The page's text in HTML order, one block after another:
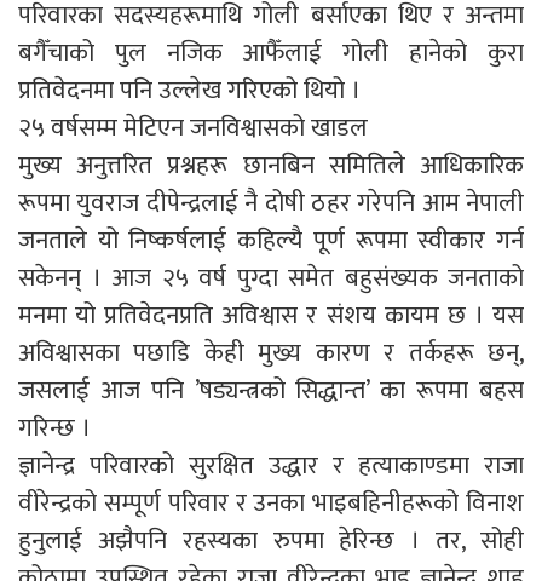
परिवारका सदस्यहरूमाथि गोली बर्साएका थिए र अन्तमा
बगैँचाको पुल नजिक आफैँलाई गोली हानेको कुरा
प्रतिवेदनमा पनि उल्लेख गरिएको थियो ।
२५ वर्षसम्म मेटिएन जनविश्वासको खाडल
मुख्य अनुत्तरित प्रश्नहरू छानबिन समितिले आधिकारिक
रूपमा युवराज दीपेन्द्रलाई नै दोषी ठहर गरेपनि आम नेपाली
जनताले यो निष्कर्षलाई कहिल्यै पूर्ण रूपमा स्वीकार गर्न
सकेनन् । आज २५ वर्ष पुग्दा समेत बहुसंख्यक जनताको
मनमा यो प्रतिवेदनप्रति अविश्वास र संशय कायम छ । यस
अविश्वासका पछाडि केही मुख्य कारण र तर्कहरू छन्,
जसलाई आज पनि ’षड्यन्त्रको सिद्धान्त’ का रूपमा बहस
गरिन्छ ।
ज्ञानेन्द्र परिवारको सुरक्षित उद्धार र हत्याकाण्डमा राजा
वीरेन्द्रको सम्पूर्ण परिवार र उनका भाइबहिनीहरूको विनाश
हुनुलाई अझैपनि रहस्यका रुपमा हेरिन्छ । तर, सोही